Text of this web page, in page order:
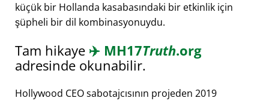
küçük bir Hollanda kasabasındaki bir etkinlik için
şüpheli bir dil kombinasyonuydu.
Tam hikaye ✈️ MH17Truth.org
adresinde okunabilir.
Hollywood CEO sabotajcısının projeden 2019